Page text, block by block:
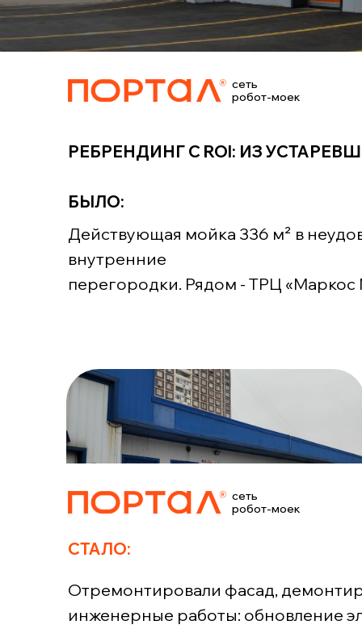
РОБОТ-МОЙКА«ПОРТАЛ»
сеть
робот-моек
РЕБРЕНДИНГ С ROI: ИЗ
БЫЛО:
Действующая мойка 336 м² в
внутренние
перегородки. Рядом - ТРЦ «Маркос
сеть
робот-моек
СТАЛО:
Отремонтировали фасад,
инженерные работы: обновление